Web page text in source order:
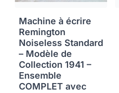
Machine à écrire
Remington
Noiseless Standard
– Modèle de
Collection 1941 –
Ensemble
COMPLET avec